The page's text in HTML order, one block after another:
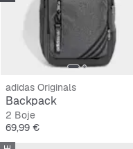
adidas Originals
Backpack
2 Boje
Cijena
69,99 €